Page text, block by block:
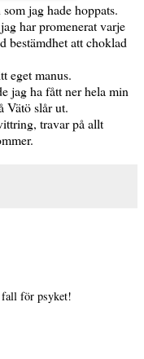
jag hade hoppats.
har promenerat varje
bestämdhet att choklad
eget manus.
jag ha fått ner hela min
Vätö slår ut.
travar på allt
för psyket!